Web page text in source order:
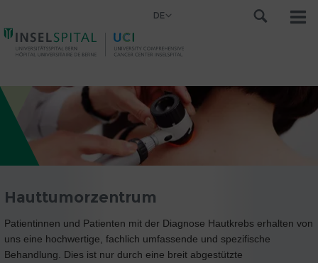
DE
Hauttumorzentrum
Patientinnen und Patienten mit der Diagnose Hautkrebs erhalten von
uns eine hochwertige, fachlich umfassende und spezifische
Behandlung. Dies ist nur durch eine breit abgestützte